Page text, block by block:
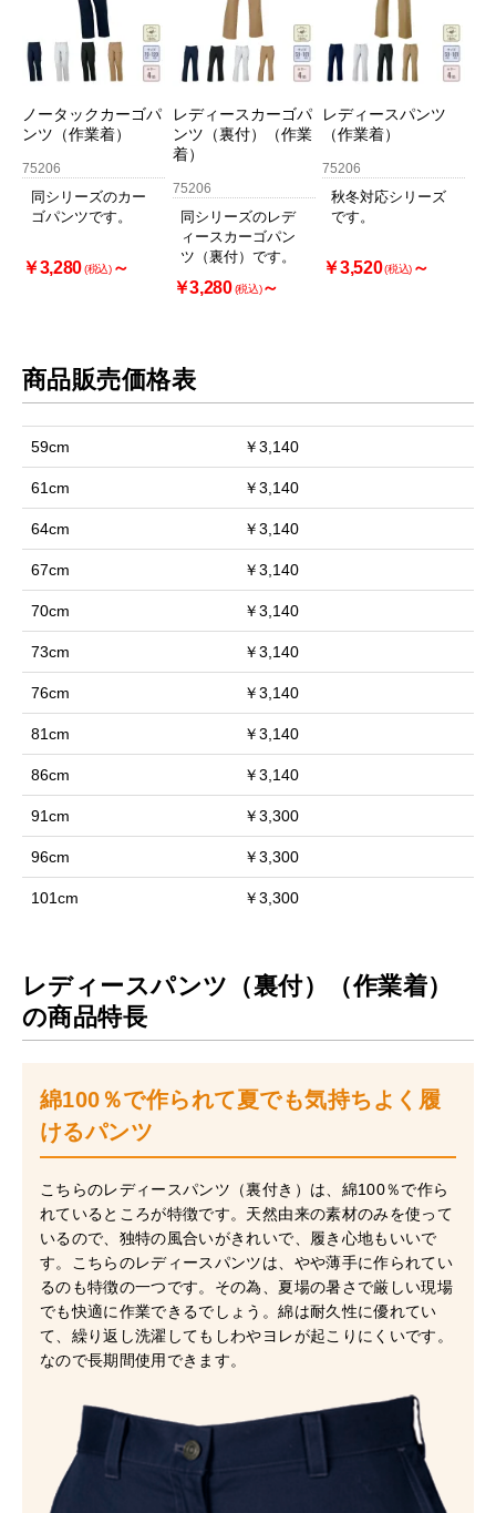
ノータックカーゴパ
ンツ（作業着）
75206
同シリーズのカー
ゴパンツです。
￥3,280(税込)～
レディースカーゴパ
ンツ（裏付）（作業
着）
75206
同シリーズのレデ
ィースカーゴパン
ツ（裏付）です。
￥3,280 (税込)～
レディースパンツ
（作業着）
75206
秋冬対応シリーズ
です。
￥3,520(税込) ～
商品販売価格表
59cm ￥3,140
61cm ￥3,140
64cm ￥3,140
67cm ￥3,140
70cm ￥3,140
73cm ￥3,140
76cm ￥3,140
81cm ￥3,140
86cm ￥3,140
91cm ￥3,300
96cm ￥3,300
101cm ￥3,300
レディースパンツ（裏付）（作業着）
の商品特長
綿100％で作られて夏でも気持ちよく履
けるパンツ
こちらのレディースパンツ（裏付き）は、綿100％で作ら
れているところが特徴です。天然由来の素材のみを使って
いるので、独特の風合いがきれいで、履き心地もいいで
す。こちらのレディースパンツは、やや薄手に作られてい
るのも特徴の一つです。その為、夏場の暑さで厳しい現場
でも快適に作業できるでしょう。綿は耐久性に優れてい
て、繰り返し洗濯してもしわやヨレが起こりにくいです。
なので長期間使用できます。